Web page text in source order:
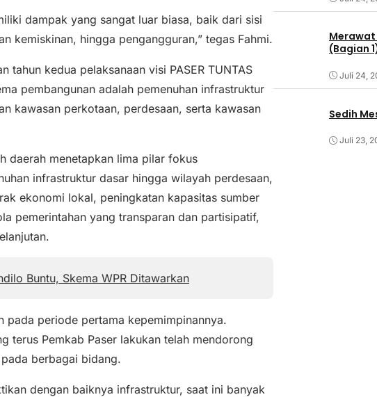
dampak yang sangat luar biasa, baik dari sisi
kemiskinan, hingga pengangguran,” tegas Fahmi.
tahun kedua pelaksanaan visi PASER TUNTAS
pembangunan adalah pemenuhan infrastruktur
kawasan perkotaan, perdesaan, serta kawasan
daerah menetapkan lima pilar fokus
infrastruktur dasar hingga wilayah perdesaan,
ekonomi lokal, peningkatan kapasitas sumber
pemerintahan yang transparan dan partisipatif,
Buntu, Skema WPR Ditawarkan
pada periode pertama kepemimpinannya.
terus Pemkab Paser lakukan telah mendorong
berbagai bidang.
dengan baiknya infrastruktur, saat ini banyak
Merawat
(Bagian
Juli 24,
Sedih
Juli 23,